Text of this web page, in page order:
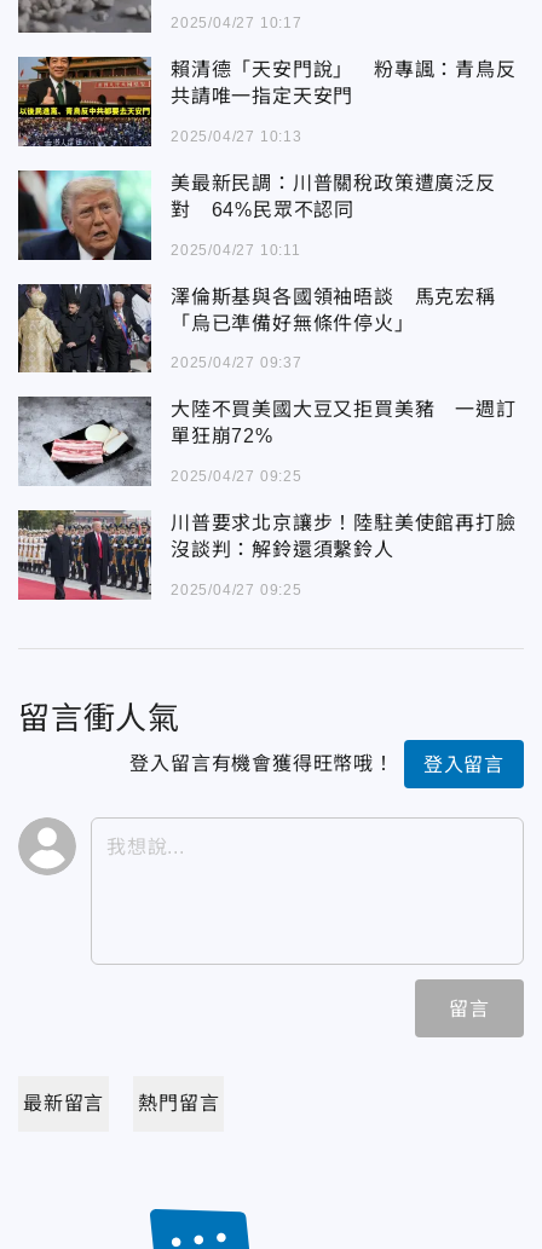
2025/04/27 10:17
賴清德「天安門說」 粉專諷：青鳥反
共請唯一指定天安門
2025/04/27 10:13
美最新民調：川普關稅政策遭廣泛反
對 64%民眾不認同
2025/04/27 10:11
澤倫斯基與各國領袖晤談 馬克宏稱
「烏已準備好無條件停火」
2025/04/27 09:37
大陸不買美國大豆又拒買美豬 一週訂
單狂崩72%
2025/04/27 09:25
川普要求北京讓步！陸駐美使館再打臉
沒談判：解鈴還須繫鈴人
2025/04/27 09:25
留言衝人氣
登入留言有機會獲得旺幣哦！ 登入留言
留言
最新留言 熱門留言